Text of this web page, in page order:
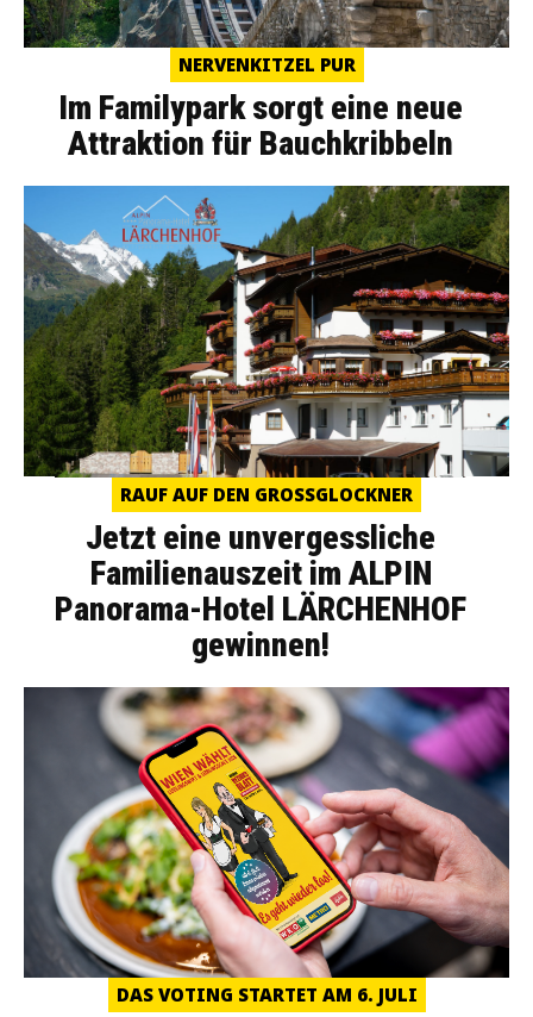
NERVENKITZEL PUR
Im Familypark sorgt eine neue
Attraktion für Bauchkribbeln
RAUF AUF DEN GROSSGLOCKNER
Jetzt eine unvergessliche
Familienauszeit im ALPIN
Panorama-Hotel LÄRCHENHOF
gewinnen!
DAS VOTING STARTET AM 6. JULI